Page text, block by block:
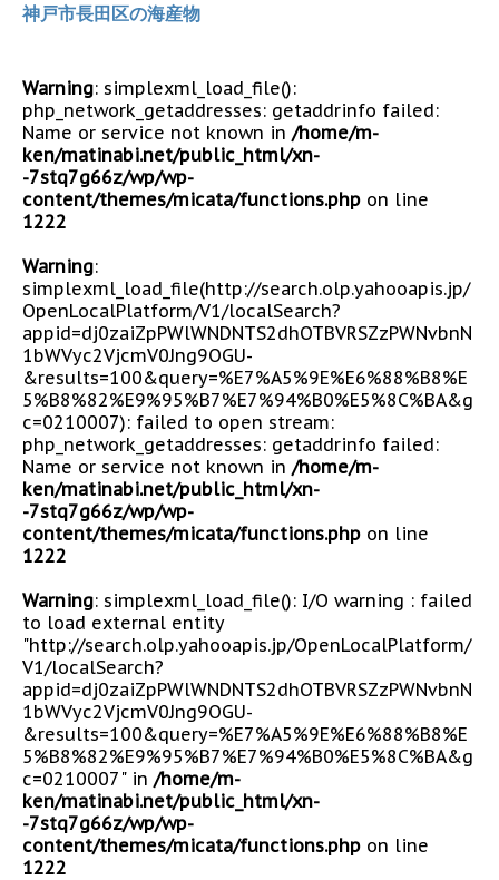
神戸市長田区の海産物
Warning: simplexml_load_file():
php_network_getaddresses: getaddrinfo failed:
Name or service not known in /home/m-
ken/matinabi.net/public_html/xn-
-7stq7g66z/wp/wp-
content/themes/micata/functions.php on line
1222
Warning:
simplexml_load_file(http://search.olp.yahooapis.jp/
OpenLocalPlatform/V1/localSearch?
appid=dj0zaiZpPWlWNDNTS2dhOTBVRSZzPWNvbnN
1bWVyc2VjcmV0Jng9OGU-
&results=100&query=%E7%A5%9E%E6%88%B8%E
5%B8%82%E9%95%B7%E7%94%B0%E5%8C%BA&g
c=0210007): failed to open stream:
php_network_getaddresses: getaddrinfo failed:
Name or service not known in /home/m-
ken/matinabi.net/public_html/xn-
-7stq7g66z/wp/wp-
content/themes/micata/functions.php on line
1222
Warning: simplexml_load_file(): I/O warning : failed
to load external entity
"http://search.olp.yahooapis.jp/OpenLocalPlatform/
V1/localSearch?
appid=dj0zaiZpPWlWNDNTS2dhOTBVRSZzPWNvbnN
1bWVyc2VjcmV0Jng9OGU-
&results=100&query=%E7%A5%9E%E6%88%B8%E
5%B8%82%E9%95%B7%E7%94%B0%E5%8C%BA&g
c=0210007" in /home/m-
ken/matinabi.net/public_html/xn-
-7stq7g66z/wp/wp-
content/themes/micata/functions.php on line
1222